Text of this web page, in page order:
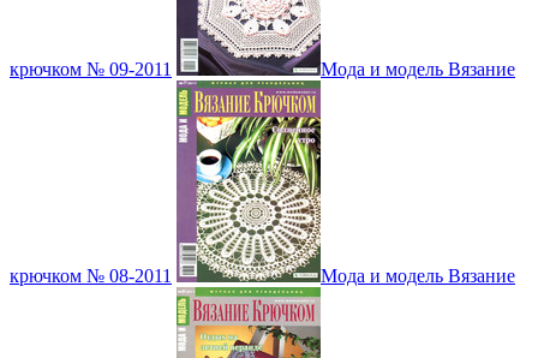
крючком № 09-2011 Мода и модель Вязание
крючком № 08-2011 Мода и модель Вязание